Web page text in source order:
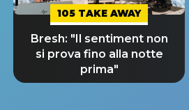
105 TAKE AWAY
Bresh: "Il sentiment non
si prova fino alla notte
prima"